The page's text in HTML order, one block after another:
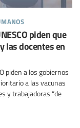
piden que
las docentes en
piden a los gobiernos
a las vacunas
y trabajadoras “de